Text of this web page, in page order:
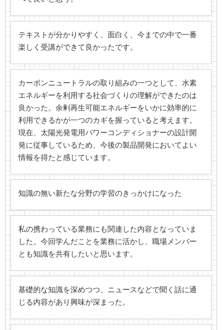
テキストが分かりやすく、面白く、今までの中で一番
楽しく受講ができて良かったです。
カーボンニュートラルの取り組みの一つとして、水素
エネルギーを利用する社会づくりの理解ができたのは
良かった。余剰再生可能エネルギーをいかに効率的に
利用できるかが一つのカギを握っていると考えます。
現在、太陽光発電用パワーコンディショナーの設計開
発に従事しているため、今後の製品開発においてよい
情報を得たと感じています。
知識の無い新たな分野の学習のきっかけになった
私の携わっている業務にも関連した内容となっていま
した。今回学んだことを業務に活かし、職場メンバー
とも知識を共有したいと思います。
基礎的な知識を深めつつ、ニュースなどで聞く話に通
じる内容があり興味が深まった。